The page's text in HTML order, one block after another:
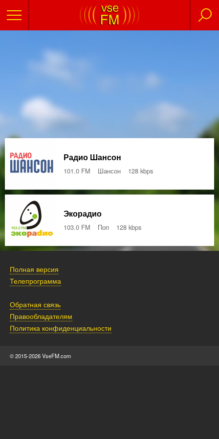
Радио Шансон
101.0 FM Шансон 128 kbps
Экорадио
103.0 FM Поп 128 kbps
Полная версия
Телепрограмма
Обратная связь
Правообладателям
Политика конфиденциальности
© 2015-2026 VseFM.com